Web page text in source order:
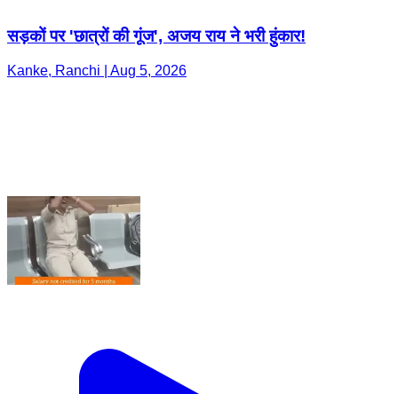
सड़कों पर 'छात्रों की गूंज', अजय राय ने भरी हुंकार!
Kanke, Ranchi | Aug 5, 2026